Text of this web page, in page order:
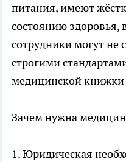
питания, имеют
состоянию здоровья,
сотрудники могут не
строгими
медицинской книжки
Зачем нужна
1. Юридическая